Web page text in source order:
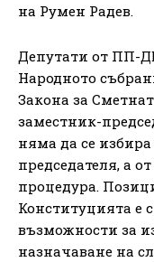
на Румен Радев.
Депутати от ПП-
Народното
Закона за
заместник-
няма да се
председателя, а
процедура.
Конституцията е
възможности за
назначаване на